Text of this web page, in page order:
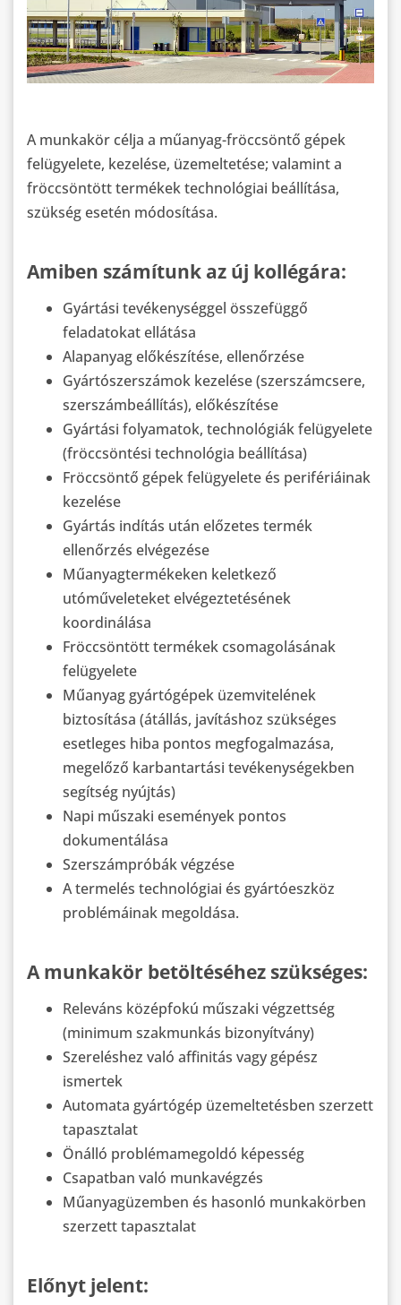
A munkakör célja a műanyag-fröccsöntő gépek
felügyelete, kezelése, üzemeltetése; valamint a
fröccsöntött termékek technológiai beállítása,
szükség esetén módosítása.
Amiben számítunk az új kollégára:
Gyártási tevékenységgel összefüggő
feladatokat ellátása
Alapanyag előkészítése, ellenőrzése
Gyártószerszámok kezelése (szerszámcsere,
szerszámbeállítás), előkészítése
Gyártási folyamatok, technológiák felügyelete
(fröccsöntési technológia beállítása)
Fröccsöntő gépek felügyelete és perifériáinak
kezelése
Gyártás indítás után előzetes termék
ellenőrzés elvégezése
Műanyagtermékeken keletkező
utóműveleteket elvégeztetésének
koordinálása
Fröccsöntött termékek csomagolásának
felügyelete
Műanyag gyártógépek üzemvitelének
biztosítása (átállás, javításhoz szükséges
esetleges hiba pontos megfogalmazása,
megelőző karbantartási tevékenységekben
segítség nyújtás)
Napi műszaki események pontos
dokumentálása
Szerszámpróbák végzése
A termelés technológiai és gyártóeszköz
problémáinak megoldása.
A munkakör betöltéséhez szükséges:
Releváns középfokú műszaki végzettség
(minimum szakmunkás bizonyítvány)
Szereléshez való affinitás vagy gépész
ismertek
Automata gyártógép üzemeltetésben szerzett
tapasztalat
Önálló problémamegoldó képesség
Csapatban való munkavégzés
Műanyagüzemben és hasonló munkakörben
szerzett tapasztalat
Előnyt jelent: